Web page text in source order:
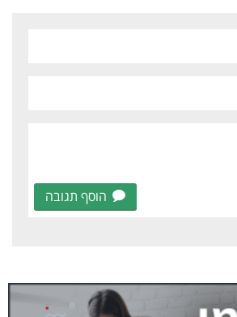
הוסף תגובה